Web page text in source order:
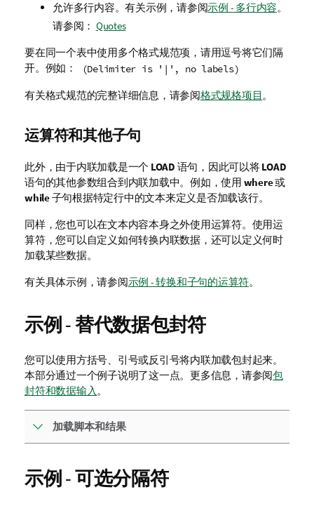
释
允许多行内容。有关示例，请参阅示例 - 多行内容。
请参阅： Quotes
要在同一个表中使用多个格式规范项，请用逗号将它们隔
开。例如：
(Delimiter is '|', no labels)
有关格式规范的完整详细信息，请参阅格式规格项目。
运算符和其他子句
此外，由于内联加载是一个 LOAD 语句，因此可以将LOAD
语句的其他参数组合到内联加载中。例如，使用 where或
while子句根据特定行中的文本来定义是否加载该行。
同样，您也可以在文本内容本身之外使用运算符。使用运
算符，您可以自定义如何转换内联数据，还可以定义何时
加载某些数据。
有关具体示例，请参阅示例 - 转换和子句的运算符。
示例 - 替代数据包封符
您可以使用方括号、引号或反引号将内联加载包封起来。
本部分通过一个例子说明了这一点。更多信息，请参阅包
封符和数据输入。
加载脚本和结果
示例 - 可选分隔符